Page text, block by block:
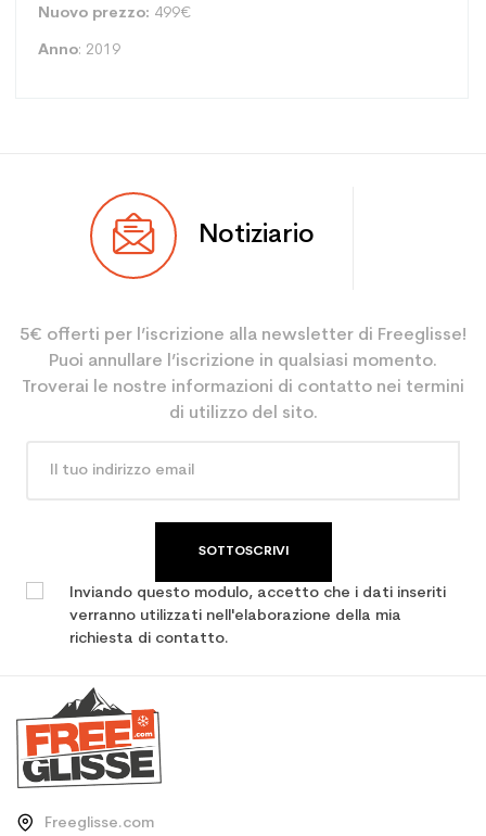
Nuovo prezzo: 499€
Anno: 2019
Utente Donna
Colore Bianco
Risparmio di CO2 per il
3.9
Notiziario
5€ offerti per l’iscrizione alla newsletter di Freeglisse!
Puoi annullare l’iscrizione in qualsiasi momento.
Troverai le nostre informazioni di contatto nei termini
di utilizzo del sito.
SOTTOSCRIVI
Inviando questo modulo, accetto che i dati inseriti
verranno utilizzati nell'elaborazione della mia
richiesta di contatto.
Freeglisse.com